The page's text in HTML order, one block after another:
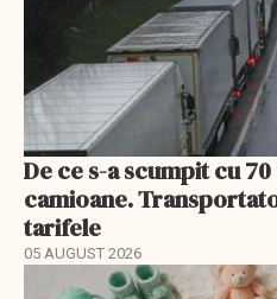
De ce s-a scumpit cu
camioane.
tarifele
05 AUGUST 2026